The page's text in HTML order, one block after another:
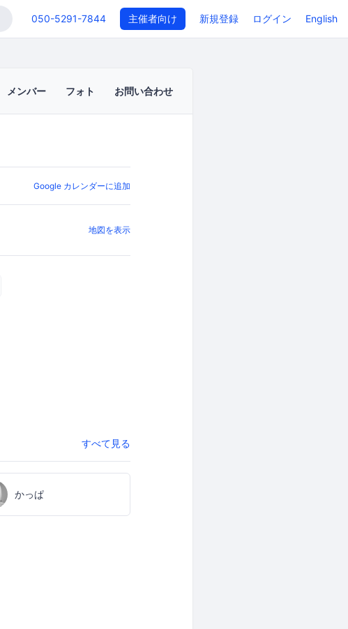
050-5291-7844 主催者向け 新規登録 ログイン English
メンバー フォト お問い合わせ
Google カレンダーに追加
地図を表示
すべて見る
かっぱ